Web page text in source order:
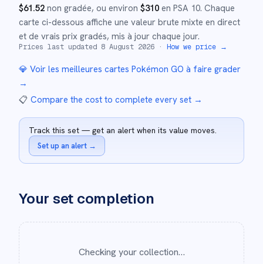
$61.52 non gradée, ou environ $310 en PSA 10. Chaque
carte ci-dessous affiche une valeur brute mixte en direct
et de vrais prix gradés, mis à jour chaque jour.
Prices last updated 8 August 2026 · How we price →
💎 Voir les meilleures cartes Pokémon GO à faire grader
→
📋 Compare the cost to complete every set →
Track this set — get an alert when its value moves.
Set up an alert →
Your set completion
Checking your collection…